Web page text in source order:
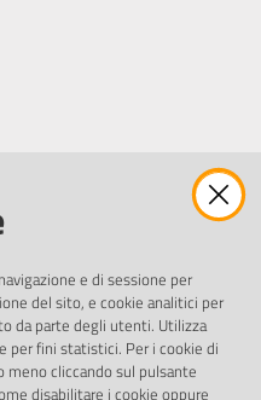
e di sessione per
del sito, e cookie analitici per
da parte degli utenti. Utilizza
per fini statistici. Per i cookie di
meno cliccando sul pulsante
disabilitare i cookie oppure